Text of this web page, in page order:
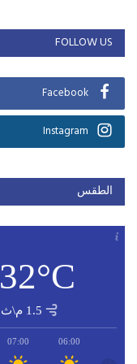
FOLLOW US
Facebook
Instagram
الطقس
32°C
1.5 م\ث
06:00
07:00